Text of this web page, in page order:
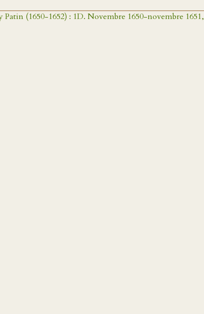
(1650-1652) : 1D. Novembre 1650-novembre 1651,